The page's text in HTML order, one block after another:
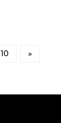
10 »